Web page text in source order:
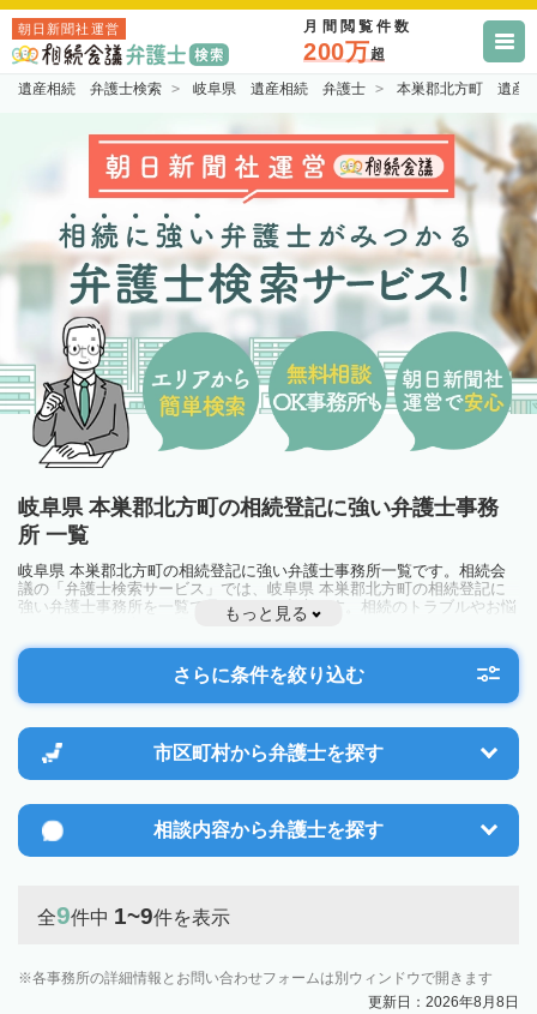
朝日新聞社運営 月間閲覧件数
200万超
遺産相続 弁護士検索 岐阜県 遺産相続 弁護士 本巣郡北方町 遺産
岐阜県 本巣郡北方町の相続登記に強い弁護士事務
所 一覧
岐阜県 本巣郡北方町の相続登記に強い弁護士事務所一覧です。相続会
議の「弁護士検索サービス」では、岐阜県 本巣郡北方町の相続登記に
強い弁護士事務所を一覧で見ることが出来ます。相続のトラブルやお悩
みを抱えている方は一度近隣の弁護士に相談してみましょう。
もっと見る
さらに条件を絞り込む
市区町村から弁護士を探す
相談内容から弁護士を探す
全9件中 1~9件を表示
各事務所の詳細情報とお問い合わせフォームは別ウィンドウで開きます
更新日：2026年8月8日